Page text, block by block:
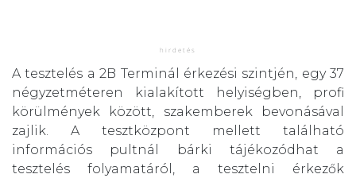
A tesztelés a 2B Terminál érkezési szintjén, egy 37
négyzetméteren kialakított helyiségben, profi
körülmények között, szakemberek bevonásával
zajlik. A tesztközpont mellett található
információs pultnál bárki tájékozódhat a
tesztelés folyamatáról, a tesztelni érkezők